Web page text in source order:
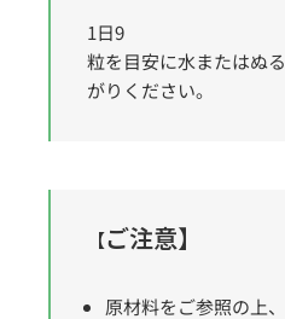
1日9
粒を目安に水またはぬ
がりください。
【ご注意】
原材料をご参照の上